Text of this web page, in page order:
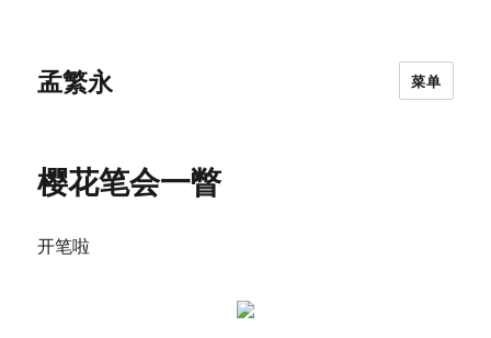
孟繁永 菜单
樱花笔会一瞥
开笔啦